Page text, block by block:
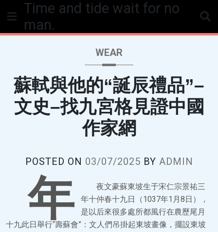
Time and tide wait for no
man.
WEAR
蘇軾與他的“誕辰禮品”–
文史–找九宮格見證中國
作家網
POSTED ON 03/07/2025 BY ADMIN
年
夜文豪蘇東坡生于宋仁宗景祐三
年十仲春十九日（1037年1月8日），
是以后來很多處所都風行在農歷尾月
十九此日舉行“壽蘇會”：文人們吊掛起東坡畫像，擺設東坡